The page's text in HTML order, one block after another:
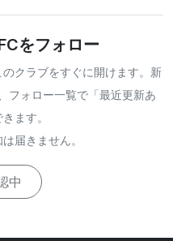
をフォロー
クラブをすぐに開けます。新
フォロー一覧で「最近更新あ
ます。
届きません。
中